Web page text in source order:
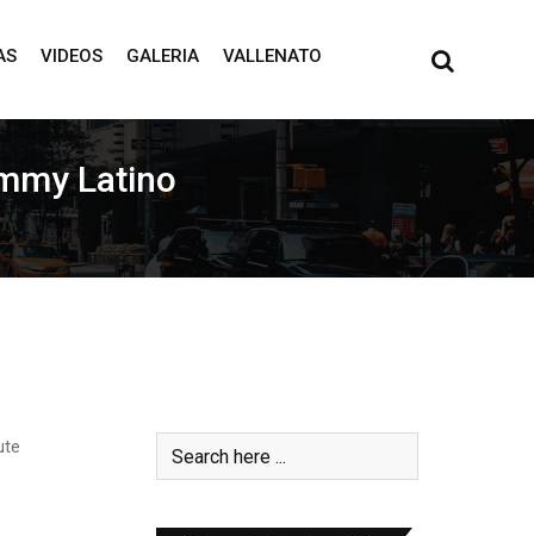
VIDEOS GALERIA VALLENATO
Latino